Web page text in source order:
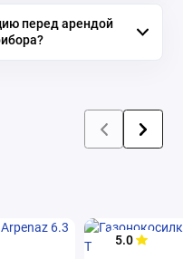
перед арендой
5.0